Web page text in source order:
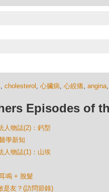
, cholesterol , 心臟病, 心絞痛, angina,
Episodes of
人物誌(2)：鈣型
學新知
人物誌(1)：山埃
鳴 + 脫髮
是友？(訪問節錄)